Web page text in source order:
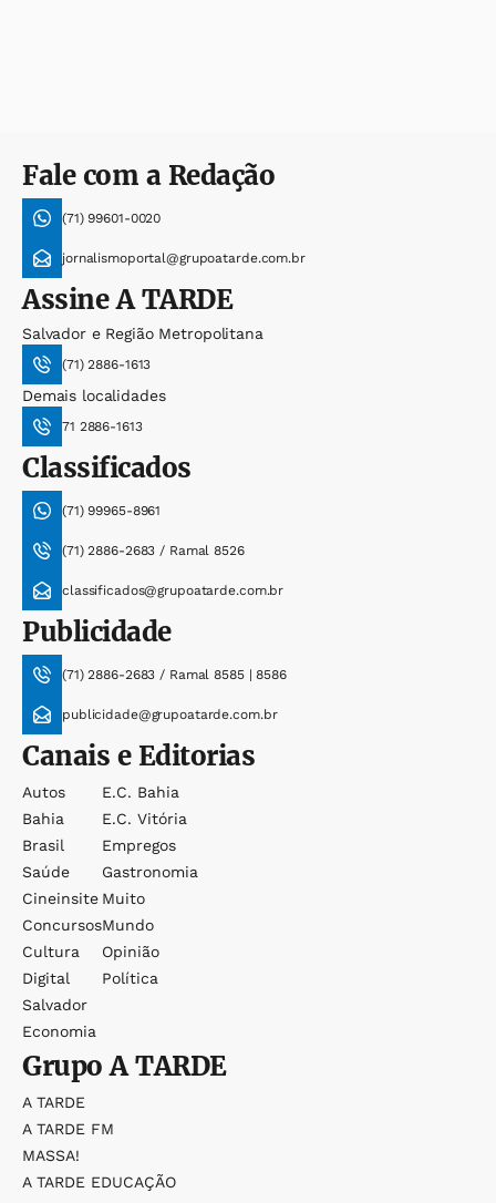
Fale com a Redação
(71) 99601-0020
jornalismoportal@grupoatarde.com.br
AssineA TARDE
Salvador e Região Metropolitana
(71) 2886-1613
Demais localidades
71 2886-1613
Classificados
(71) 99965-8961
(71) 2886-2683 / Ramal 8526
classificados@grupoatarde.com.br
Publicidade
(71) 2886-2683 / Ramal 8585 | 8586
publicidade@grupoatarde.com.br
Canais e Editorias
Autos
Bahia
Brasil
Saúde
Cineinsite
Concursos
Cultura
Digital
Salvador
Economia
E.c. Bahia
E.c. Vitória
Empregos
Gastronomia
Muito
Mundo
Opinião
Política
GrupoA TARDE
A TARDE
A TARDE FM
MASSA!
A TARDE EDUCAÇÃO